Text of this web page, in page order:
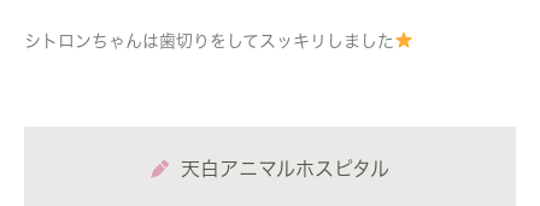
シトロンちゃんは歯切りをしてスッキリしました
天白アニマルホスピタル